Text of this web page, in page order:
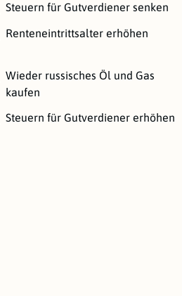
Steuern für Gutverdiener senken
Renteneintrittsalter erhöhen
Wieder russisches Öl und Gas
kaufen
Steuern für Gutverdiener erhöhen